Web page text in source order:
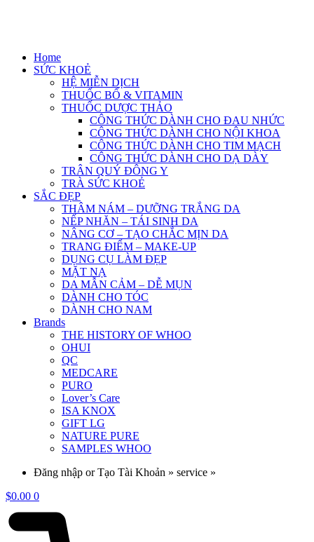
Home
SỨC KHOẺ
HỆ MIỄN DỊCH
THUỐC BỔ & VITAMIN
THUỐC DƯỢC THẢO
CÔNG THỨC DÀNH CHO ĐAU NHỨC
CÔNG THỨC DÀNH CHO NỘI KHOA
CÔNG THỨC DÀNH CHO TIM MẠCH
CÔNG THỨC DÀNH CHO DẠ DÀY
TRÂN QUÝ ĐÔNG Y
TRÀ SỨC KHOẺ
SẮC ĐẸP
THÂM NÁM – DƯỠNG TRẮNG DA
NẾP NHĂN – TÁI SINH DA
NÂNG CƠ – TẠO CHẮC MỊN DA
TRANG ĐIỂM – MAKE-UP
DỤNG CỤ LÀM ĐẸP
MẶT NẠ
DA MẪN CẢM – DỄ MỤN
DÀNH CHO TÓC
DÀNH CHO NAM
Brands
THE HISTORY OF WHOO
OHUI
QC
MEDCARE
PURO
Lover’s Care
ISA KNOX
GIFT LG
NATURE PURE
SAMPLES WHOO
Đăng nhập or Tạo Tài Khoản » service »
$0.00 0